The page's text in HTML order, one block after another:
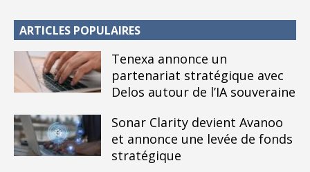
ARTICLES POPULAIRES
Tenexa annonce un
partenariat stratégique avec
Delos autour de l’IA souveraine
Sonar Clarity devient Avanoo
et annonce une levée de fonds
stratégique